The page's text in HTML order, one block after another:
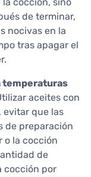
cocción, sino
de terminar,
nocivas en la
tras apagar el
temperaturas
aceites con
evitar que las
de preparación
o la cocción
de
cocción por